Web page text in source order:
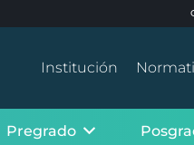
Institución
Pregrado